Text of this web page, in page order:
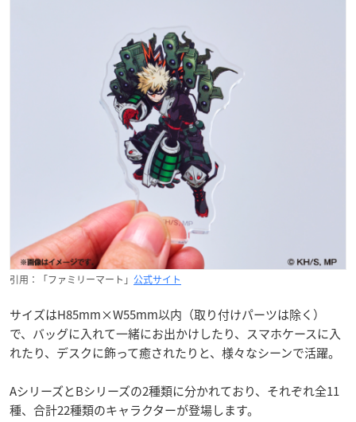
引用：「ファミリーマート」 公式サイト
サイズはH85mm×W55mm以内（取り付けパーツは除く）
で、バッグに入れて一緒にお出かけしたり、スマホケースに入
れたり、デスクに飾って癒されたりと、様々なシーンで活躍。
AシリーズとBシリーズの2種類に分かれており、それぞれ全11
種、合計22種類のキャラクターが登場します。